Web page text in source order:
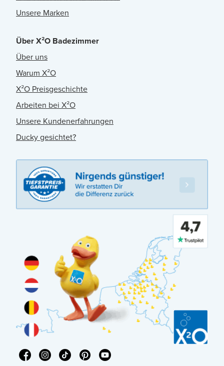
Unsere Marken
Über X²O Badezimmer
Über uns
Warum X²O
X²O Preisgeschichte
Arbeiten bei X²O
Unsere Kundenerfahrungen
Ducky gesichtet?